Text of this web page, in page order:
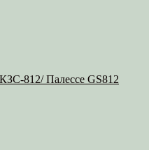
812/ Палессе GS812